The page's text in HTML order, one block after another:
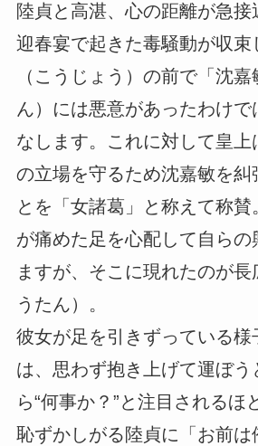
陸貞と高湛、心の距離が急接
迎春宴で起きた毒騒動が収束
（こうじょう）の前で「沈
ん）には悪意があったわけで
なします。これに対して皇上
の立場を守るため沈嘉敏を糾
とを「女諸葛」と称えて称
が痛めた足を心配して自らの
ますが、そこに現れたのが長
うたん）。
彼女が足を引きずっている様
は、思わず抱き上げて運ぼう
ら“何事か？”と注目されるほ
恥ずかしがる陸貞に「お前は